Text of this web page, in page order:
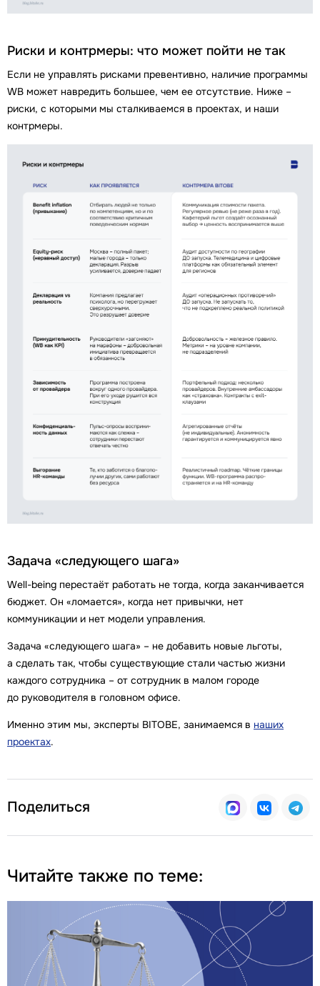
Риски и контрмеры: что может пойти не так
Если не управлять рисками превентивно, наличие программы
WB может навредить большее, чем ее отсутствие. Ниже –
риски, с которыми мы сталкиваемся в проектах, и наши
контрмеры.
Задача «следующего шага»
Well-being перестаёт работать не тогда, когда заканчивается
бюджет. Он «ломается», когда нет привычки, нет
коммуникации и нет модели управления.
Задача «следующего шага» – не добавить новые льготы,
а сделать так, чтобы существующие стали частью жизни
каждого сотрудника – от сотрудник в малом городе
до руководителя в головном офисе.
Именно этим мы, эксперты BITOBE, занимаемся в наших
проектах.
Поделиться
Читайте также по теме: